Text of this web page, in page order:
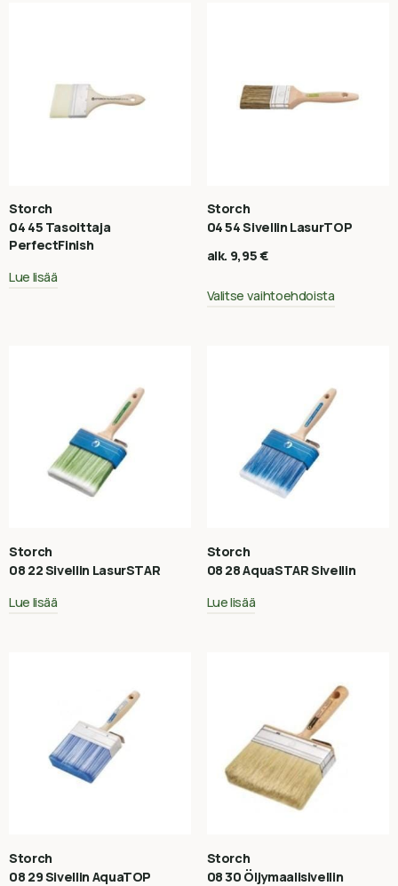
Storch
04 45 Tasoittaja
PerfectFinish
Lue lisää
Storch
04 54 Sivellin LasurTOP
alk. 9,95€
Valitse vaihtoehdoista
Storch
08 22 Sivellin LasurSTAR
Lue lisää
Storch
08 28 AquaSTAR Sivellin
Lue lisää
Storch
08 29 Sivellin AquaTOP
Storch
08 30 Öljymaalisivellin